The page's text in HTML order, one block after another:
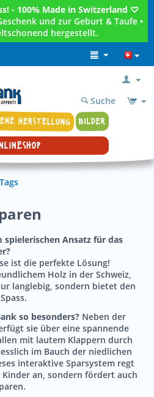
- 100% Made in Switzerland ♡
und zur Geburt & Taufe •
hergestellt.
HERSTELLUNG BILDER
Suche
Tags
spielerischen Ansatz für das
ist die perfekte Lösung!
Holz in der Schweiz,
langlebig, sondern bietet den
so besonders? Neben der
sie über eine spannende
mit lautem Klappern durch
im Bauch der niedlichen
interaktive Sparsystem regt
an, sondern fördert auch